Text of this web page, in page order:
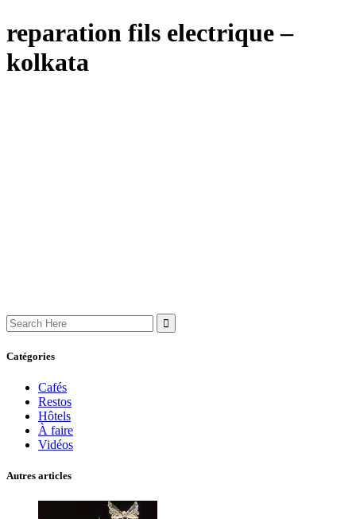
reparation fils electrique –
kolkata
Search
for:
Catégories
Cafés
Restos
Hôtels
À faire
Vidéos
Autres articles